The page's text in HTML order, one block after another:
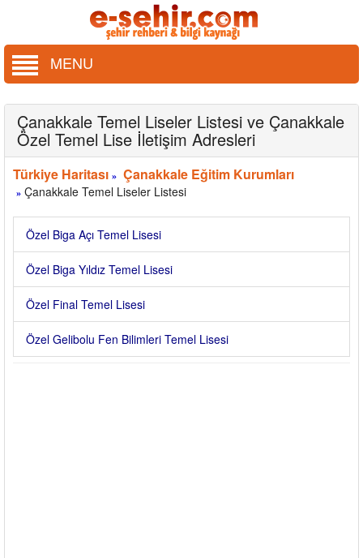
MENU
Çanakkale Temel Liseler Listesi ve Çanakkale
Özel Temel Lise İletişim Adresleri
Türkiye Haritası » Çanakkale Eğitim Kurumları
» Çanakkale Temel Liseler Listesi
Özel Biga Açı Temel Lisesi
Özel Biga Yıldız Temel Lisesi
Özel Final Temel Lisesi
Özel Gelibolu Fen Bilimleri Temel Lisesi